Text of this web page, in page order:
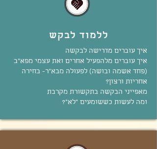
ללמוד לבקש
איך עוברים מדרישה לבקשה
איך עוברים מלהפעיל אחרים ואת עצמי מפא"ב
(פחד אשמה ובושה) לפעולה מבא"ר- בחירה
אחריות ורצון?
מאפייני הבקשה בתקשורת מקרבת
ומה לעשות כששומעים "לא"?